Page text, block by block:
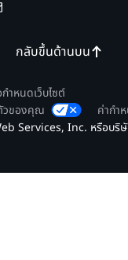
กลับขึ้นด้านบน
ำหนดเว็บไซต์
วของคุณ
ค่ากำ
Services, Inc. หรือบริษั